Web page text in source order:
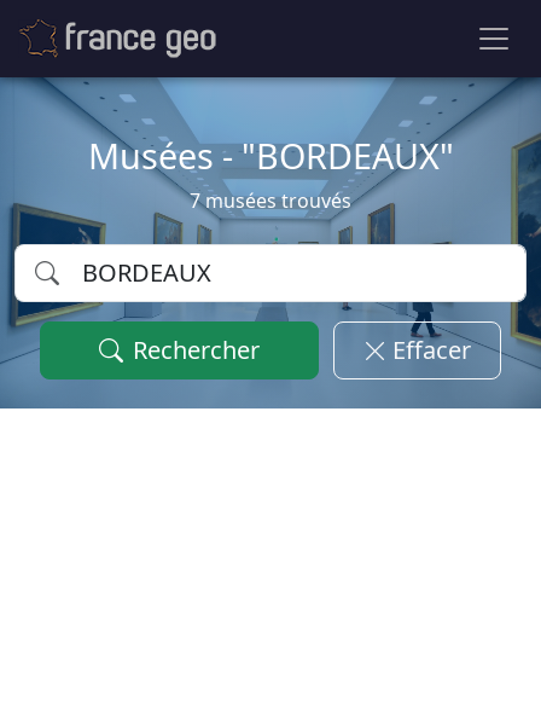
Musées - "BORDEAUX"
7 musées trouvés
Rechercher Effacer